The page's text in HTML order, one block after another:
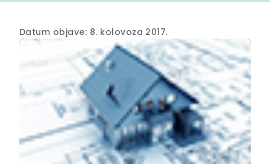
Datum objave: 8. kolovoza 2017.